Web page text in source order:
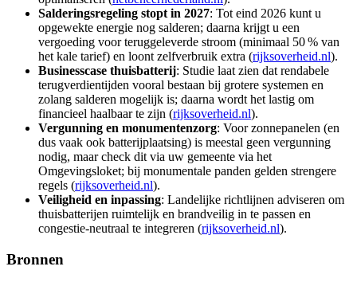
Salderingsregeling stopt in 2027: Tot eind 2026 kunt u
opgewekte energie nog salderen; daarna krijgt u een
vergoeding voor teruggeleverde stroom (minimaal 50 % van
het kale tarief) en loont zelfverbruik extra (rijksoverheid.nl).
Businesscase thuisbatterij: Studie laat zien dat rendabele
terugverdientijden vooral bestaan bij grotere systemen en
zolang salderen mogelijk is; daarna wordt het lastig om
financieel haalbaar te zijn (rijksoverheid.nl).
Vergunning en monumentenzorg: Voor zonnepanelen (en
dus vaak ook batterijplaatsing) is meestal geen vergunning
nodig, maar check dit via uw gemeente via het
Omgevingsloket; bij monumentale panden gelden strengere
regels (rijksoverheid.nl).
Veiligheid en inpassing: Landelijke richtlijnen adviseren om
thuisbatterijen ruimtelijk en brandveilig in te passen en
congestie-neutraal te integreren (rijksoverheid.nl).
Bronnen